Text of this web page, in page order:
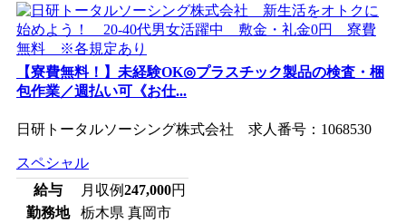
【寮費無料！】未経験OK◎プラスチック製品の検査・梱
包作業／週払い可《お仕...
日研トータルソーシング株式会社 求人番号：1068530
スペシャル
給与
月収例247,000円
勤務地
栃木県 真岡市